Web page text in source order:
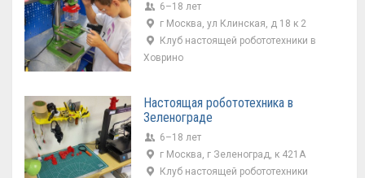
6–18 лет
г Москва, ул Клинская, д 18 к 2
Клуб настоящей робототехники в
Ховрино
Настоящая робототехника в
Зеленограде
6–18 лет
г Москва, г Зеленоград, к 421А
Клуб настоящей робототехники